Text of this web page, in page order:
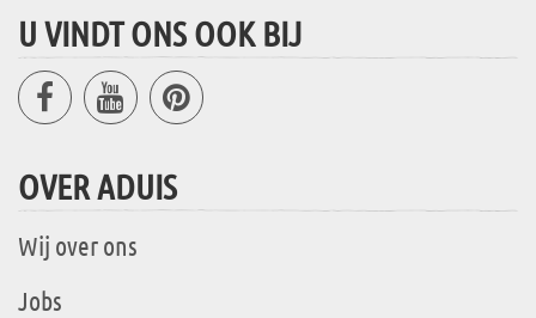
U VINDT ONS OOK BIJ
OVER ADUIS
Wij over ons
Jobs